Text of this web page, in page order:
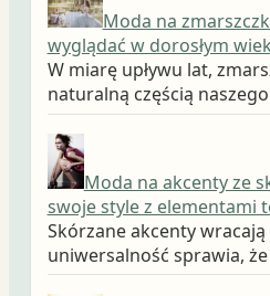
Moda na
wyglądać w dorosłym
W miarę upływu lat,
naturalną częścią
Moda na akcenty ze
swoje style z elementami
Skórzane akcenty wracają
uniwersalność sprawia,